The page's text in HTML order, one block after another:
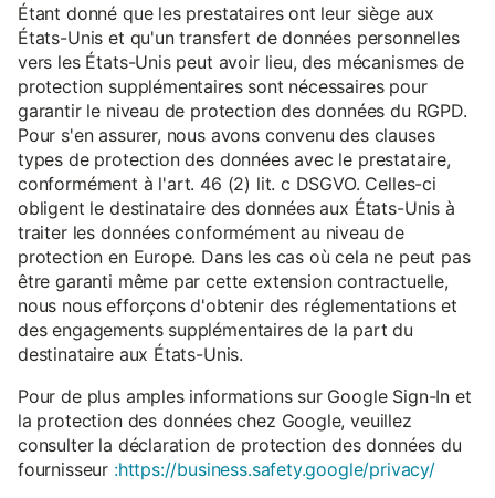
Étant donné que les prestataires ont leur siège aux
États-Unis et qu'un transfert de données personnelles
vers les États-Unis peut avoir lieu, des mécanismes de
protection supplémentaires sont nécessaires pour
garantir le niveau de protection des données du RGPD.
Pour s'en assurer, nous avons convenu des clauses
types de protection des données avec le prestataire,
conformément à l'art. 46 (2) lit. c DSGVO. Celles-ci
obligent le destinataire des données aux États-Unis à
traiter les données conformément au niveau de
protection en Europe. Dans les cas où cela ne peut pas
être garanti même par cette extension contractuelle,
nous nous efforçons d'obtenir des réglementations et
des engagements supplémentaires de la part du
destinataire aux États-Unis.
Pour de plus amples informations sur Google Sign-In et
la protection des données chez Google, veuillez
consulter la déclaration de protection des données du
fournisseur :https://business.safety.google/privacy/